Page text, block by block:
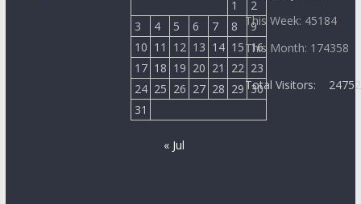
1
2
3
4 5 6 7 8
9
10 11 12 13 14 15 16
17 18 19 20 21 22 23
24 25 26 27 28 29 30
31
« Jul
This Week: 45184
This Month: 174358
Total Visitors: